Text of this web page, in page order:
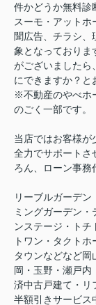
件かどうか無料診
スーモ・アット
聞広告、チラシ、
象となっておりま
がございましたら
にできますか？と
※不動産のやべホ
のごく一部です。
当店ではお客様が
全力でサポートさ
ろん、ローン事務
リーブルガーデ
ミングガーデン
ンステージ・トチ
トワン・タクト
タウンなどなど
岡・玉野・瀬戸内
済中古戸建て・リ
半額引きサービス